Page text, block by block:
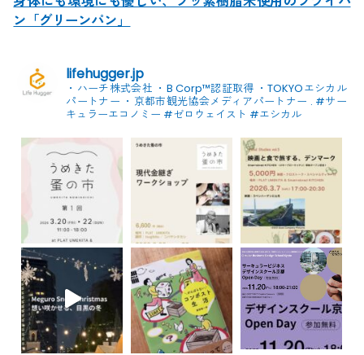
ン「グリーンパン」
lifehugger.jp
・ハーチ株式会社 ・B Corp™認証取得 ・TOKYOエシカル
パートナー ・京都市観光協会メディアパートナー . #サー
キュラーエコノミー #ゼロウェイスト #エシカル